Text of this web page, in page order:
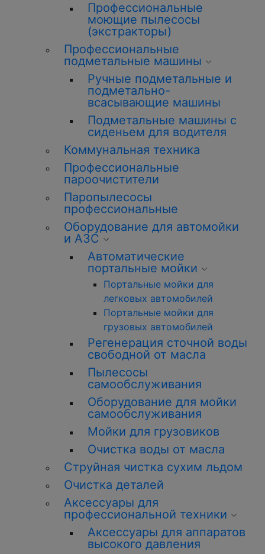
Профессиональные
моющие пылесосы
(экстракторы)
Профессиональные
подметальные машины
Ручные подметальные и
подметально-
всасывающие машины
Подметальные машины с
сиденьем для водителя
Коммунальная техника
Профессиональные
пароочистители
Паропылесосы
профессиональные
Оборудование для автомойки
и АЗС
Автоматические
портальные мойки
Портальные мойки для
легковых автомобилей
Портальные мойки для
грузовых автомобилей
Регенерация сточной воды
свободной от масла
Пылесосы
самообслуживания
Оборудование для мойки
самообслуживания
Мойки для грузовиков
Очистка воды от масла
Струйная чистка сухим льдом
Очистка деталей
Аксессуары для
профессиональной техники
Аксессуары для аппаратов
высокого давления